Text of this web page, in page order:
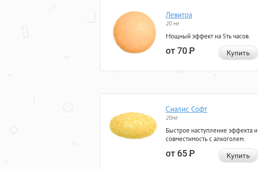
Левитра
20 мг
Мощный эффект на 5ть часов.
от 70Р Купить
Сиалис Софт
20мг
Быстрое наступление эффекта и
совместимость с алкоголем.
от 65Р Купить